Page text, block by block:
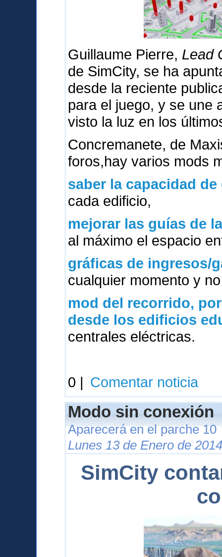
Guillaume Pierre, Lead
de SimCity, se ha
desde la reciente
para el juego, y se une
visto la luz en los
Concremanete, de
foros,hay varios mods
saber la capacidad de
cada edificio,
mejorar las guías de
al máximo el espacio
gráficas de ingresos/
cualquier momento y
mod del recorrido,
desde los edificios
centrales eléctricas.
0 | Comentar noticia
Modo sin conexión
Aparecerá en el parche 10
Lunes 13 de Enero de
SimCity